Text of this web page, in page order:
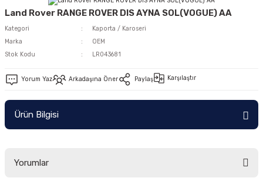
Land Rover RANGE ROVER DIS AYNA SOL(VOGUE) AA
Kategori
Kaporta / Karoseri
Marka
OEM
Stok Kodu
LR043681
Yorum Yaz Arkadaşına Öner Paylaş Karşılaştır
Ürün Bilgisi
Yorumlar